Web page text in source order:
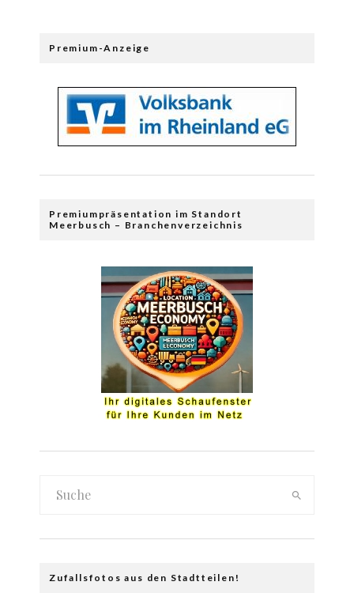
Premium-Anzeige
Premiumpräsentation im Standort
Meerbusch – Branchenverzeichnis
Zufallsfotos aus den Stadtteilen!